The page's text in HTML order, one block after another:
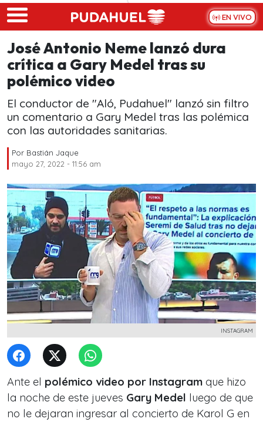
Skip to main content
EN VIVO
José Antonio Neme lanzó dura
crítica a Gary Medel tras su
polémico video
El conductor de "Aló, Pudahuel" lanzó sin filtro
un comentario a Gary Medel tras las polémica
con las autoridades sanitarias.
Por Bastián Jaque
mayo 27, 2022 - 11:56 am
INSTAGRAM
Ante el polémico video por Instagram que hizo
la noche de este jueves Gary Medel luego de que
no le dejaran ingresar al concierto de Karol G en